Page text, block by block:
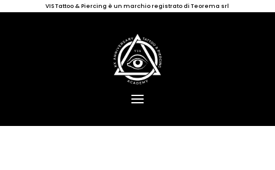
VIS Tattoo & Piercing è un marchio registrato di Teorema srl